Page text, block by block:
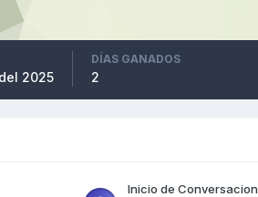
2025
DÍAS GANADOS
2
Inicio de Conversacion